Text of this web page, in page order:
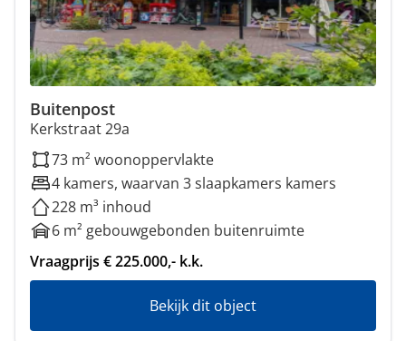
Buitenpost
Kerkstraat 29a
73 m² woonoppervlakte
4 kamers, waarvan 3 slaapkamers kamers
228 m³ inhoud
6 m² gebouwgebonden buitenruimte
Vraagprijs € 225.000,- k.k.
Bekijk dit object